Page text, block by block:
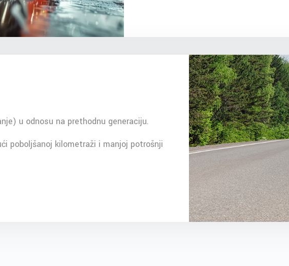
u odnosu na prethodnu generaciju.
poboljšanoj kilometraži i manjoj potrošnji